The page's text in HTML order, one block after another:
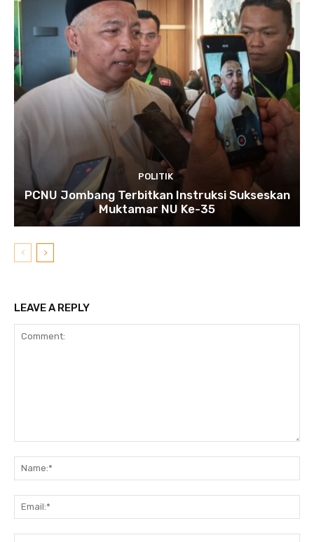
POLITIK
PCNU Jombang Terbitkan Instruksi Sukseskan
Muktamar NU Ke-35
LEAVE A REPLY